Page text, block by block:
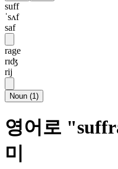
suff
ˈsʌf
saf
rage
rɪʤ
rij
Noun (1)
영어로
미